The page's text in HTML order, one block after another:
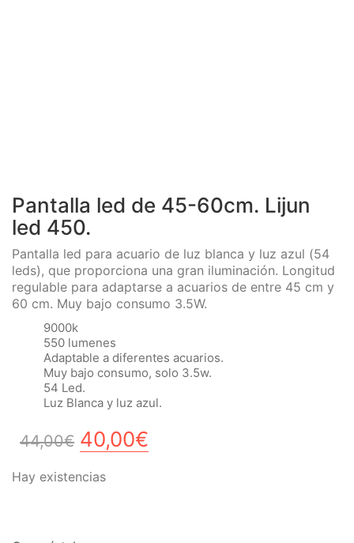
Pantalla led de 45-60cm. Lijun
led 450.
Pantalla led para acuario de luz blanca y luz azul (54
leds), que proporciona una gran iluminación. Longitud
regulable para adaptarse a acuarios de entre 45 cm y
60 cm. Muy bajo consumo 3.5W.
9000k
550 lumenes
Adaptable a diferentes acuarios.
Muy bajo consumo, solo 3.5w.
54 Led.
Luz Blanca y luz azul.
44,00€ El
original
44,00€.
40,00€
Hay existencias